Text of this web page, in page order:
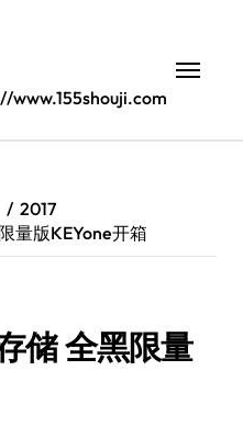
www.155shouji.com
2017
量版KEYone开箱
储 全黑限量